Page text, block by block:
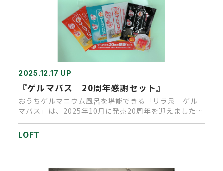
2025.12.17 UP
『ゲルマバス 20周年感謝セット』
おうちゲルマニウム風呂を堪能できる「リラ泉 ゲル
マバス」は、2025年10月に発売20周年を迎えました。
感謝の気持ちを込…
LOFT